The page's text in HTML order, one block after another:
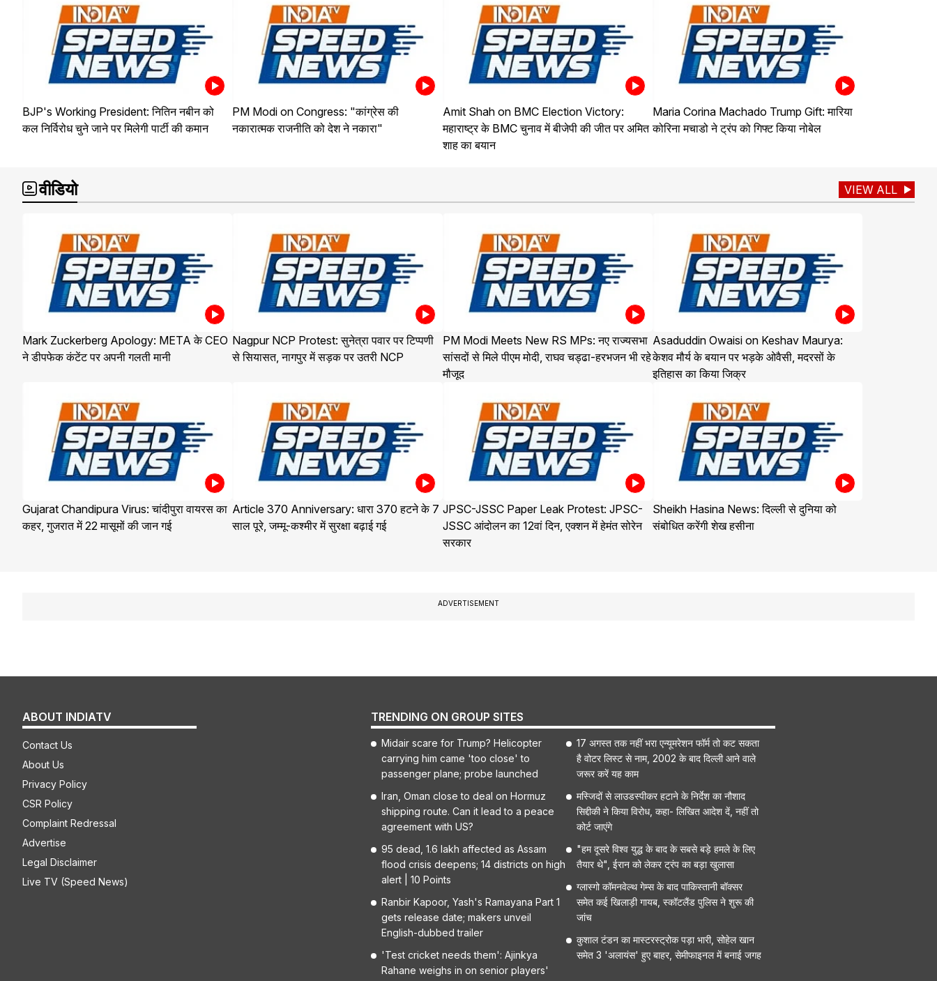
BJP's Working President: नितिन नबीन को
कल निर्विरोध चुने जाने पर मिलेगी पार्टी की कमान
PM Modi on Congress: "कांग्रेस की
नकारात्मक राजनीति को देश ने नकारा"
Amit Shah on BMC Election Victory:
महाराष्ट्र के BMC चुनाव में बीजेपी की जीत पर अमित
शाह का बयान
Maria Corina Machado Trump Gift: मारिया
कोरिना मचाडो ने ट्रंप को गिफ्ट किया नोबेल
वीडियो VIEW ALL
Mark Zuckerberg Apology: META के CEO
ने डीपफेक कंटेंट पर अपनी गलती मानी
Nagpur NCP Protest: सुनेत्रा पवार पर टिप्पणी
से सियासत, नागपुर में सड़क पर उतरी NCP
PM Modi Meets New RS MPs: नए राज्यसभा
सांसदों से मिले पीएम मोदी, राघव चड्ढा-हरभजन भी रहे
मौजूद
Asaduddin Owaisi on Keshav Maurya:
केशव मौर्य के बयान पर भड़के ओवैसी, मदरसों के
इतिहास का किया जिक्र
Gujarat Chandipura Virus: चांदीपुरा वायरस का
कहर, गुजरात में 22 मासूमों की जान गई
Article 370 Anniversary: धारा 370 हटने के 7
साल पूरे, जम्मू-कश्मीर में सुरक्षा बढ़ाई गई
JPSC-JSSC Paper Leak Protest: JPSC-
JSSC आंदोलन का 12वां दिन, एक्शन में हेमंत सोरेन
सरकार
Sheikh Hasina News: दिल्ली से दुनिया को
संबोधित करेंगी शेख हसीना
ADVERTISEMENT
ABOUT INDIATV
Contact Us
About Us
Privacy Policy
CSR Policy
Complaint Redressal
Advertise
Legal Disclaimer
Live TV (Speed News)
TRENDING ON GROUP SITES
Midair scare for Trump? Helicopter
carrying him came 'too close' to
passenger plane; probe launched
Iran, Oman close to deal on Hormuz
shipping route. Can it lead to a peace
agreement with US?
95 dead, 1.6 lakh affected as Assam
flood crisis deepens; 14 districts on high
alert | 10 Points
Ranbir Kapoor, Yash's Ramayana Part 1
gets release date; makers unveil
English-dubbed trailer
'Test cricket needs them': Ajinkya
Rahane weighs in on senior players'
17 अगस्त तक नहीं भरा एन्यूमरेशन फॉर्म तो कट सकता
है वोटर लिस्ट से नाम, 2002 के बाद दिल्ली आने वाले
जरूर करें यह काम
मस्जिदों से लाउडस्पीकर हटाने के निर्देश का नौशाद
सिद्दीकी ने किया विरोध, कहा- लिखित आदेश दें, नहीं तो
कोर्ट जाएंगे
"हम दूसरे विश्व युद्ध के बाद के सबसे बड़े हमले के लिए
तैयार थे", ईरान को लेकर ट्रंप का बड़ा खुलासा
ग्लास्गो कॉमनवेल्थ गेम्स के बाद पाकिस्तानी बॉक्सर
समेत कई खिलाड़ी गायब, स्कॉटलैंड पुलिस ने शुरू की
जांच
कुशाल टंडन का मास्टरस्ट्रोक पड़ा भारी, सोहेल खान
समेत 3 'अलायंस' हुए बाहर, सेमीफाइनल में बनाई जगह